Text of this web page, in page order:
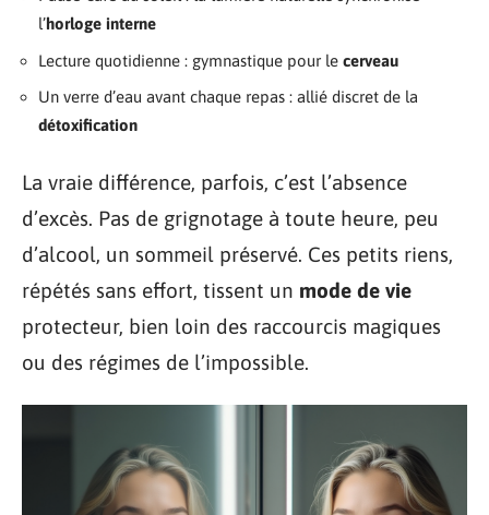
l’horloge interne
Lecture quotidienne : gymnastique pour le cerveau
Un verre d’eau avant chaque repas : allié discret de la
détoxification
La vraie différence, parfois, c’est l’absence
d’excès. Pas de grignotage à toute heure, peu
d’alcool, un sommeil préservé. Ces petits riens,
répétés sans effort, tissent un mode de vie
protecteur, bien loin des raccourcis magiques
ou des régimes de l’impossible.